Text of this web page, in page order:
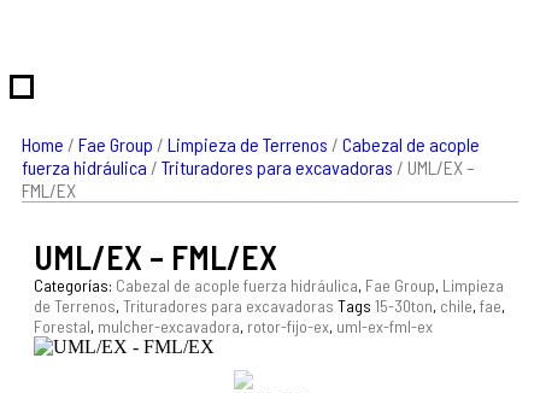
Home / Fae Group / Limpieza de Terrenos / Cabezal de acople
fuerza hidráulica / Trituradores para excavadoras / UML/EX –
FML/EX
UML/EX – FML/EX
Categorías: Cabezal de acople fuerza hidráulica, Fae Group, Limpieza
de Terrenos, Trituradores para excavadoras Tags 15-30ton, chile, fae,
Forestal, mulcher-excavadora, rotor-fijo-ex, uml-ex-fml-ex